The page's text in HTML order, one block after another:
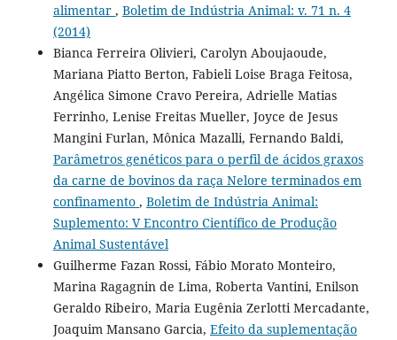
alimentar , Boletim de Indústria Animal: v. 71 n. 4
(2014)
Bianca Ferreira Olivieri, Carolyn Aboujaoude,
Mariana Piatto Berton, Fabieli Loise Braga Feitosa,
Angélica Simone Cravo Pereira, Adrielle Matias
Ferrinho, Lenise Freitas Mueller, Joyce de Jesus
Mangini Furlan, Mônica Mazalli, Fernando Baldi,
Parâmetros genéticos para o perfil de ácidos graxos
da carne de bovinos da raça Nelore terminados em
confinamento , Boletim de Indústria Animal:
Suplemento: V Encontro Científico de Produção
Animal Sustentável
Guilherme Fazan Rossi, Fábio Morato Monteiro,
Marina Ragagnin de Lima, Roberta Vantini, Enilson
Geraldo Ribeiro, Maria Eugênia Zerlotti Mercadante,
Joaquim Mansano Garcia, Efeito da suplementação